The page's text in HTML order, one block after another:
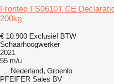
Fronteq FS0610T CE
200kg
€ 10.900 Exclusief BTW
Schaarhoogwerker
2021
55 m/u
Nederland, Groenlo
PFEIFER Sales BV